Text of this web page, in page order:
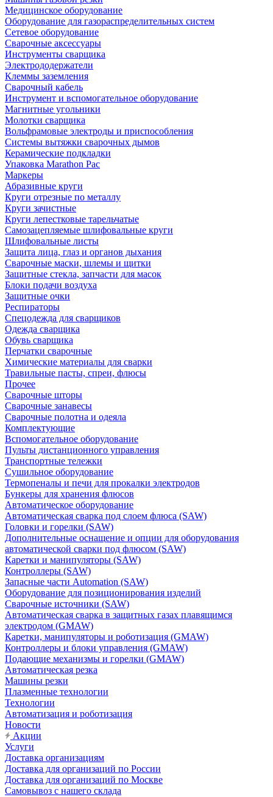
Медицинское оборудование
Оборудование для газораспределительных систем
Сетевое оборудование
Сварочные аксессуары
Инструменты сварщика
Электрододержатели
Клеммы заземления
Сварочный кабель
Инструмент и вспомогательное оборудование
Магнитные угольники
Молотки сварщика
Вольфрамовые электроды и приспособления
Системы вытяжки сварочных дымов
Керамические подкладки
Упаковка Marathon Pac
Маркеры
Абразивные круги
Круги отрезные по металлу
Круги зачистные
Круги лепестковые тарельчатые
Самозацепляемые шлифовальные круги
Шлифовальные листы
Защита лица, глаз и органов дыхания
Сварочные маски, шлемы и щитки
Защитные стекла, запчасти для масок
Блоки подачи воздуха
Защитные очки
Респираторы
Спецодежда для сварщиков
Одежда сварщика
Обувь сварщика
Перчатки сварочные
Химические материалы для сварки
Травильные пасты, спреи, флюсы
Прочее
Сварочные шторы
Сварочные занавесы
Сварочные полотна и одеяла
Комплектующие
Вспомогательное оборудование
Пульты дистанционного управления
Транспортные тележки
Сушильное оборудование
Термопеналы и печи для прокалки электродов
Бункеры для хранения флюсов
Автоматическое оборудование
Автоматическая сварка под слоем флюса (SAW)
Головки и горелки (SAW)
Дополнительные оснащение и опции для оборудования
автоматической сварки под флюсом (SAW)
Каретки и манипуляторы (SAW)
Контроллеры (SAW)
Запасные части Automation (SAW)
Оборудование для позиционирования изделий
Сварочные источники (SAW)
Автоматическая сварка в защитных газах плавящимся
электродом (GMAW)
Каретки, манипуляторы и роботизация (GMAW)
Контроллеры и блоки управления (GMAW)
Подающие механизмы и горелки (GMAW)
Автоматическая резка
Машины резки
Плазменные технологии
Технологии
Автоматизация и роботизация
Новости
Акции
Услуги
Доставка организациям
Доставка для организаций по России
Доставка для организаций по Москве
Самовывоз с нашего склада